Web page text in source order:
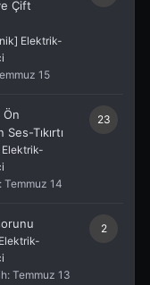
Çift
Elektrik-
15
23
Ön
Tıkırtı
Temmuz 14
2
Temmuz 13